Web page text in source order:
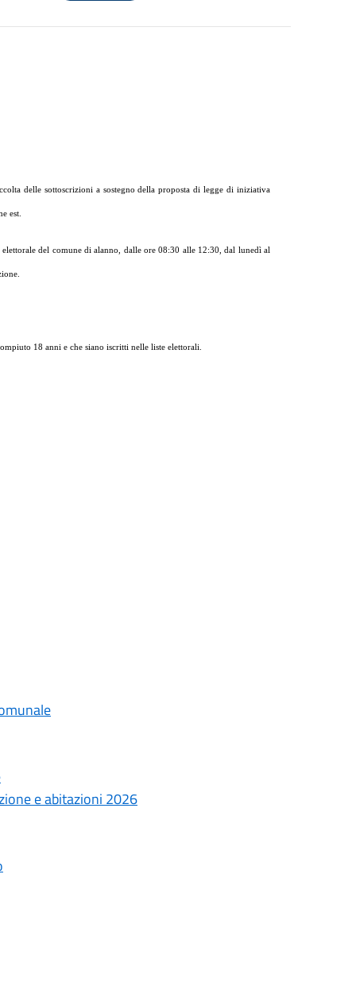
delle sottoscrizioni a sostegno della proposta di legge di iniziativa
est.
del comune di alanno, dalle ore 08:30 alle 12:30, dal lunedì al
18 anni e che siano iscritti nelle liste elettorali.
e abitazioni 2026